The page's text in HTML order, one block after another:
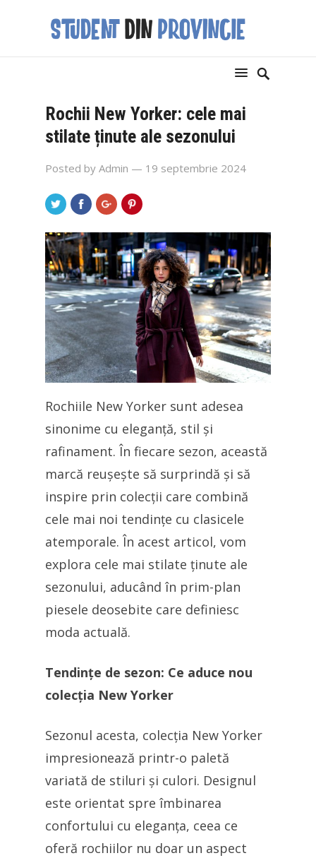
Rochii New Yorker: cele mai
stilate ținute ale sezonului
Posted by Admin — 19 septembrie 2024
Rochiile New Yorker sunt adesea
sinonime cu eleganță, stil și
rafinament. În fiecare sezon, această
marcă reușește să surprindă și să
inspire prin colecții care combină
cele mai noi tendințe cu clasicele
atemporale. În acest articol, vom
explora cele mai stilate ținute ale
sezonului, aducând în prim-plan
piesele deosebite care definiesc
moda actuală.
Tendințe de sezon: Ce aduce nou
colecția New Yorker
Sezonul acesta, colecția New Yorker
impresionează printr-o paletă
variată de stiluri și culori. Designul
este orientat spre îmbinarea
confortului cu eleganța, ceea ce
oferă rochiilor nu doar un aspect